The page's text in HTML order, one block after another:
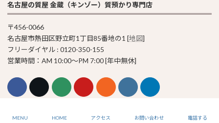
名古屋の質屋 金蔵（キンゾー）質預かり専門店
〒456-0066
名古屋市熱田区野立町1丁目85番地の1 [地図]
フリーダイヤル : 0120-350-155
営業時間：AM 10:00〜PM 7:00 [年中無休]
MENU HOME アクセス お問い合わせ 電話する